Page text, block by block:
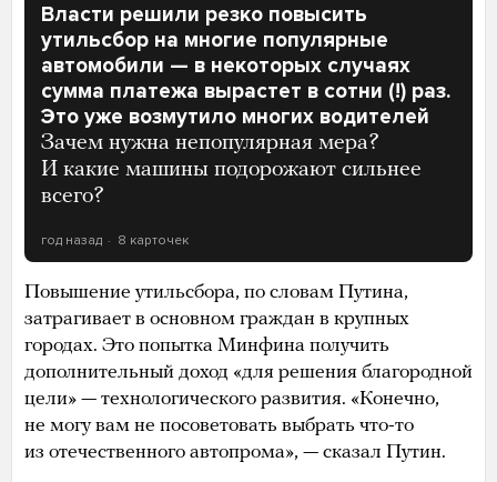
Власти решили резко повысить
утильсбор на многие популярные
автомобили — в некоторых случаях
сумма платежа вырастет в сотни (!) раз.
Это уже возмутило многих водителей
Зачем нужна непопулярная мера?
И какие машины подорожают сильнее
всего?
год назад 8 карточек
Повышение утильсбора, по словам Путина,
затрагивает в основном граждан в крупных
городах. Это попытка Минфина получить
дополнительный доход «для решения благородной
цели» — технологического развития. «Конечно,
не могу вам не посоветовать выбрать что-то
из отечественного автопрома», — сказал Путин.